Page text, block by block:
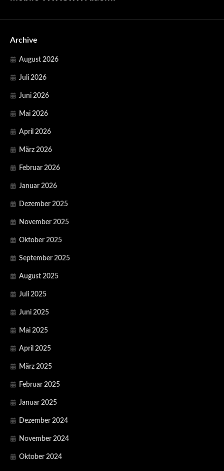
Archive
August 2026
Juli 2026
Juni 2026
Mai 2026
April 2026
März 2026
Februar 2026
Januar 2026
Dezember 2025
November 2025
Oktober 2025
September 2025
August 2025
Juli 2025
Juni 2025
Mai 2025
April 2025
März 2025
Februar 2025
Januar 2025
Dezember 2024
November 2024
Oktober 2024